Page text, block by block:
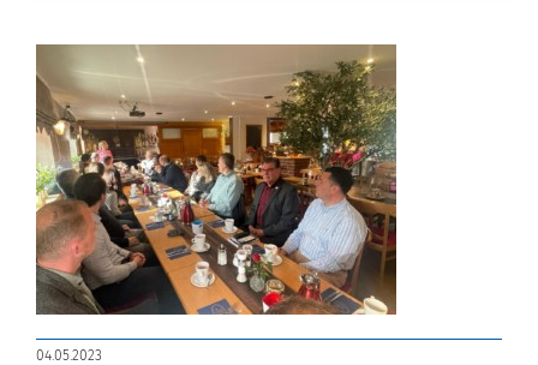
04.05.2023